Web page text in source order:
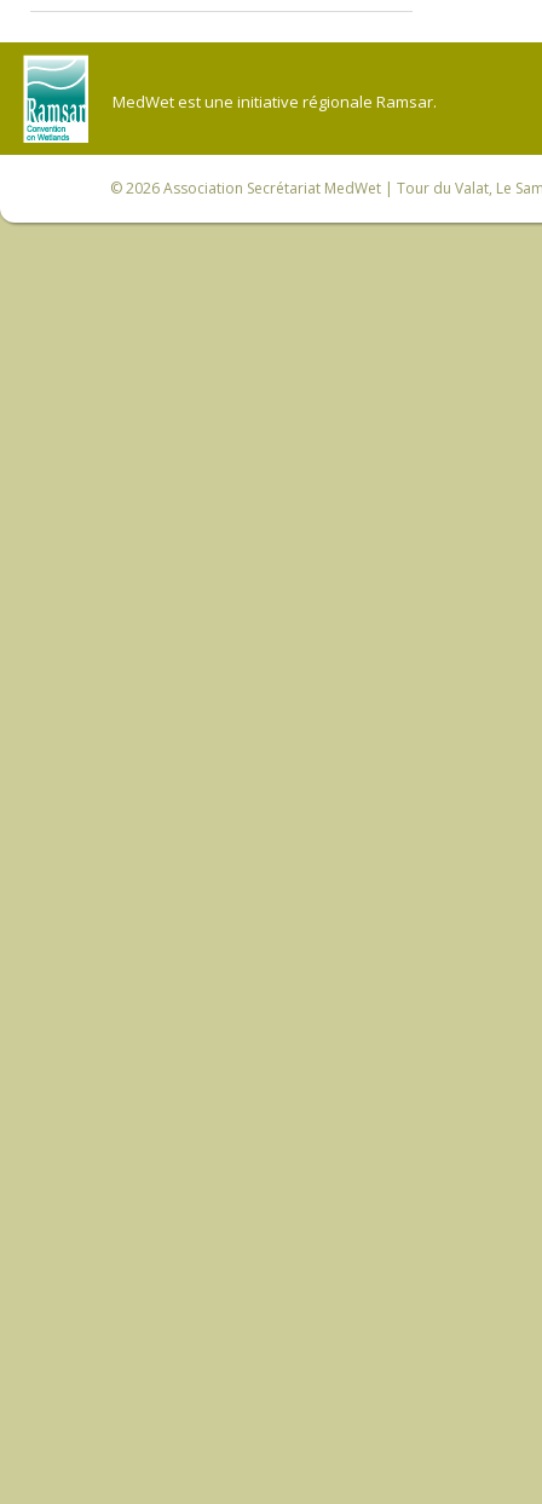
MedWet est une initiative régionale Ramsar.
© 2026Association Secrétariat MedWet | Tour du Valat, Le